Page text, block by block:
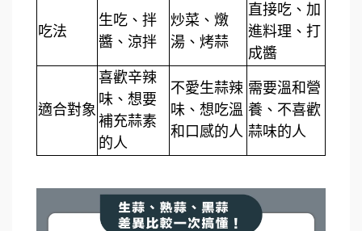
吃法
生吃、拌
醬、涼拌
炒菜、燉
湯、烤蒜
直接吃、加
進料理、打
成醬
適合對象
喜歡辛辣
味、想要
補充蒜素
的人
不愛生蒜辣
味、想吃溫
和口感的人
需要溫和營
養、不喜歡
蒜味的人